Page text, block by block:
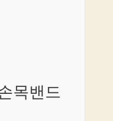
목밴드